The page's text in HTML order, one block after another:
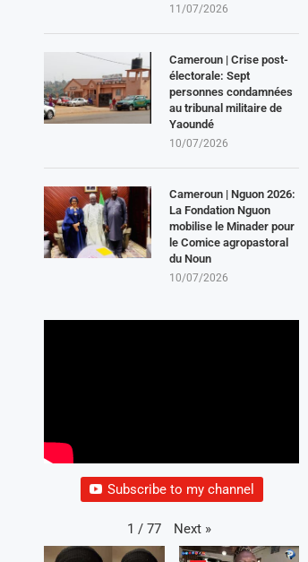
11/07/2026
Cameroun | Crise post-
électorale: Sept
personnes condamnées
au tribunal militaire de
Yaoundé
10/07/2026
Cameroun | Nguon 2026:
La Fondation Nguon
mobilise le Minader pour
le Comice agropastoral
du Noun
10/07/2026
Subscribe to my channel
1 / 77 Next »